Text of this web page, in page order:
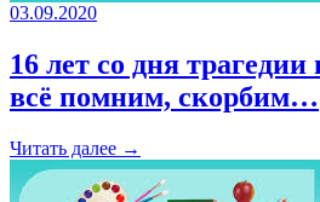
03.09.2020
16 лет со дня
всё помним, скорбим…
Читать далее →